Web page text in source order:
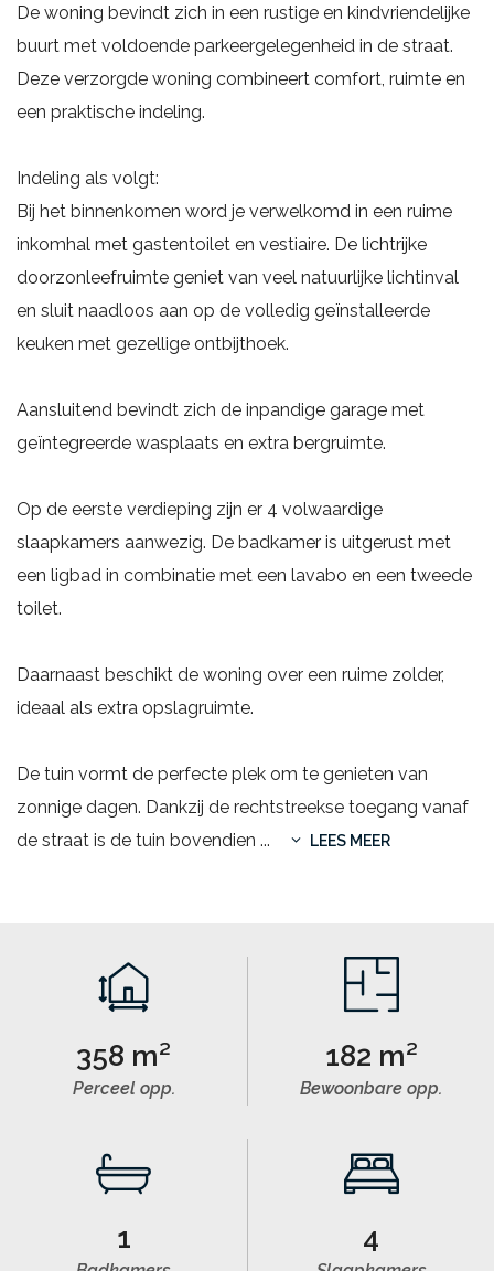
De woning bevindt zich in een rustige en kindvriendelijke
buurt met voldoende parkeergelegenheid in de straat.
Deze verzorgde woning combineert comfort, ruimte en
een praktische indeling.
Indeling als volgt:
Bij het binnenkomen word je verwelkomd in een ruime
inkomhal met gastentoilet en vestiaire. De lichtrijke
doorzonleefruimte geniet van veel natuurlijke lichtinval
en sluit naadloos aan op de volledig geïnstalleerde
keuken met gezellige ontbijthoek.
Aansluitend bevindt zich de inpandige garage met
geïntegreerde wasplaats en extra bergruimte.
Op de eerste verdieping zijn er 4 volwaardige
slaapkamers aanwezig. De badkamer is uitgerust met
een ligbad in combinatie met een lavabo en een tweede
toilet.
Daarnaast beschikt de woning over een ruime zolder,
ideaal als extra opslagruimte.
De tuin vormt de perfecte plek om te genieten van
zonnige dagen. Dankzij de rechtstreekse toegang vanaf
de straat is de tuin bovendien ... LEES MEER
358 m²
Perceel opp.
182 m²
Bewoonbare opp.
1 4